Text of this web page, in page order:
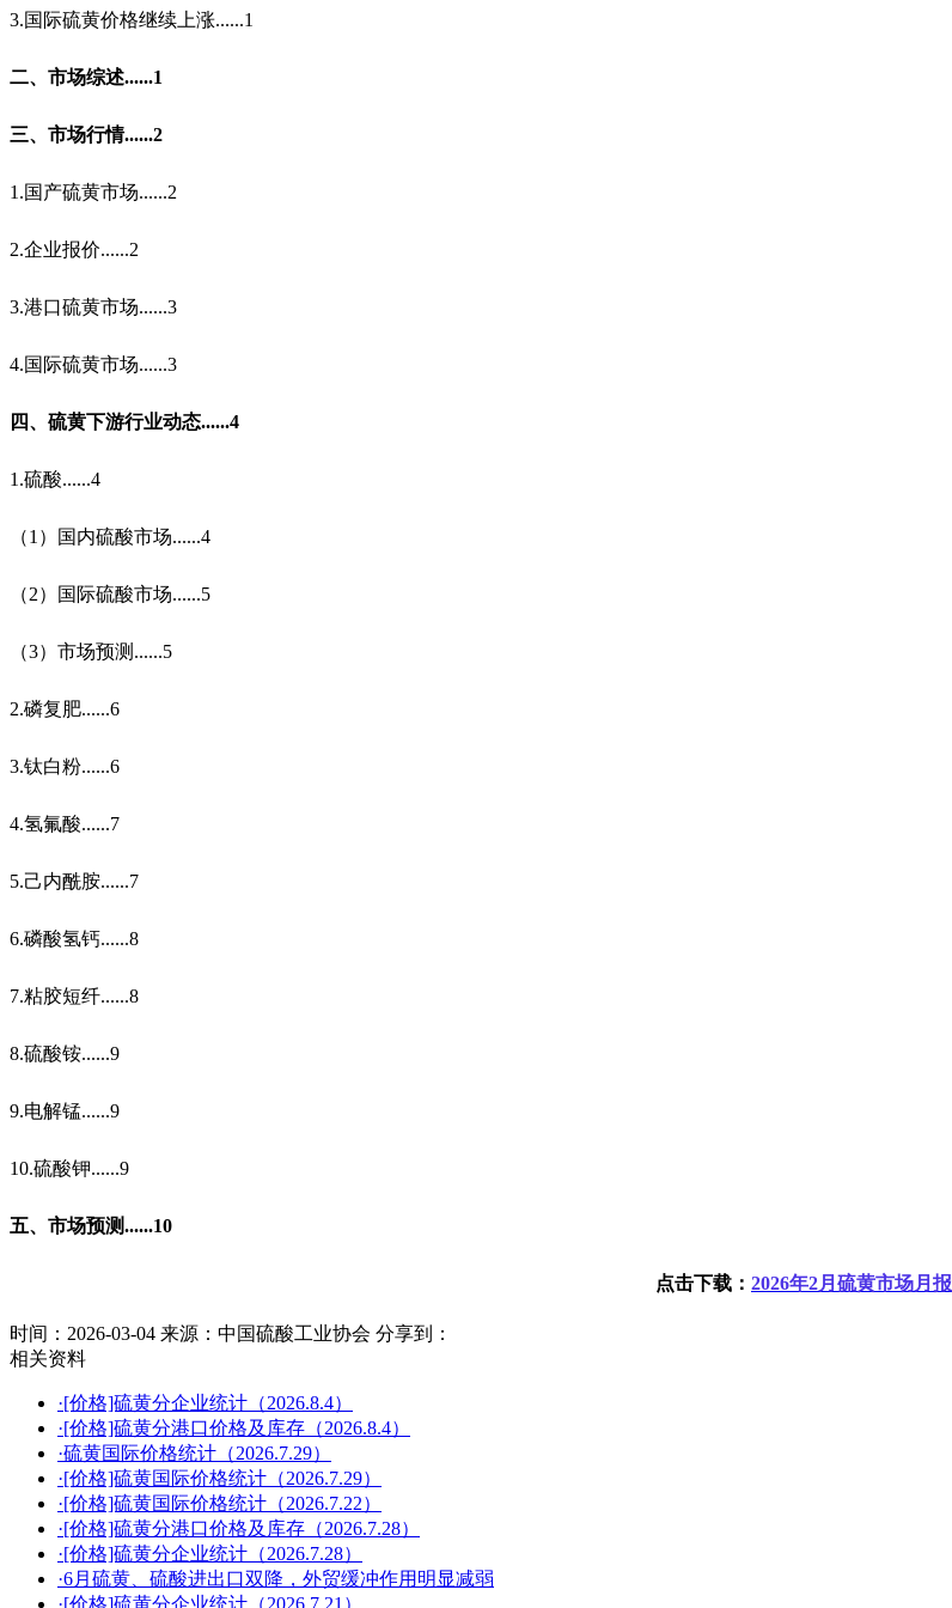
3.国际硫黄价格继续上涨......1
二、市场综述......1
三、市场行情......2
1.国产硫黄市场......2
2.企业报价......2
3.港口硫黄市场......3
4.国际硫黄市场......3
四、硫黄下游行业动态......4
1.硫酸......4
（1 ）国内硫酸市场......4
（2）国际硫酸市场......5
（3）市场预测 ......5
2.磷复肥......6
3.钛白粉......6
4.氢氟酸......7
5.己内酰胺......7
6.磷酸氢钙......8
7.粘胶短纤......8
8.硫酸铵......9
9.电解锰......9
10.硫酸钾......9
五、市场预测......10
点击下载： 2026年2月硫黄市场月报
时间：2026-03-04 来源：中国硫酸工业协会 分享到：
相关资料
·[价格]硫黄分企业统计（2026.8.4）
·[价格]硫黄分港口价格及库存（2026.8.4）
·硫黄国际价格统计（2026.7.29）
·[价格]硫黄国际价格统计（2026.7.29）
·[价格]硫黄国际价格统计（2026.7.22）
·[价格]硫黄分港口价格及库存（2026.7.28）
·[价格]硫黄分企业统计（2026.7.28）
·6月硫黄、硫酸进出口双降，外贸缓冲作用明显减弱
·[价格]硫黄分企业统计（2026.7.21）